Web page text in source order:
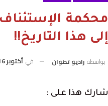
محكمة
إلى هذا التاريخ!!
بواسطة راديو تطوان في أكتوبر 16, 2017
شارك هذا على :